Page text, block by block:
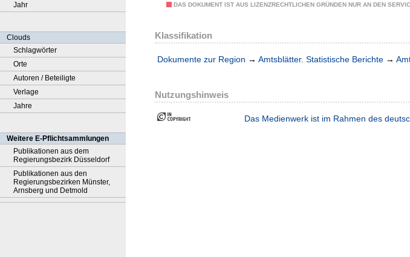
Jahr
Clouds
Schlagwörter
Orte
Autoren / Beteiligte
Verlage
Jahre
Weitere E-Pflichtsammlungen
Publikationen aus dem
Regierungsbezirk Düsseldorf
Publikationen aus den
Regierungsbezirken Münster,
Arnsberg und Detmold
DAS DOKUMENT IST AUS LIZENZRECHTLICHEN GRÜNDEN NUR AN DEN
Klassifikation
Dokumente zur Region → Amtsblätter. Statistische Berichte →
Nutzungshinweis
Das Medienwerk ist im Rahmen des